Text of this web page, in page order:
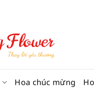
Hoa chúc mừng